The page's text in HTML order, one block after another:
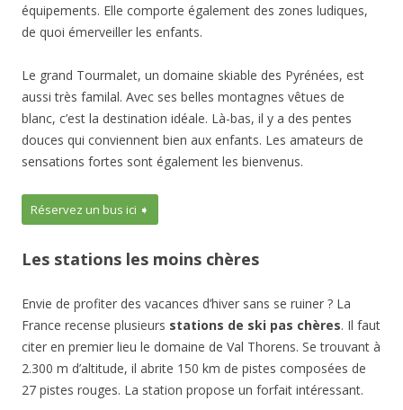
équipements. Elle comporte également des zones ludiques,
de quoi émerveiller les enfants.
Le grand Tourmalet, un domaine skiable des Pyrénées, est
aussi très familal. Avec ses belles montagnes vêtues de
blanc, c’est la destination idéale. Là-bas, il y a des pentes
douces qui conviennent bien aux enfants. Les amateurs de
sensations fortes sont également les bienvenus.
Réservez un bus ici ➧
Les stations les moins chères
Envie de profiter des vacances d’hiver sans se ruiner ? La
France recense plusieurs stations de ski pas chères. Il faut
citer en premier lieu le domaine de Val Thorens. Se trouvant à
2.300 m d’altitude, il abrite 150 km de pistes composées de
27 pistes rouges. La station propose un forfait intéressant.